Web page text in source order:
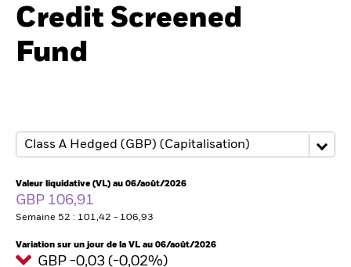
Notre société
Credit Screened
Fund
Valeur liquidative (VL) au 06/août/2026
GBP 106,91
Semaine 52 : 101,42 - 106,93
Variation sur un jour de la VL au 06/août/2026
GBP -0,03 (-0,02%)